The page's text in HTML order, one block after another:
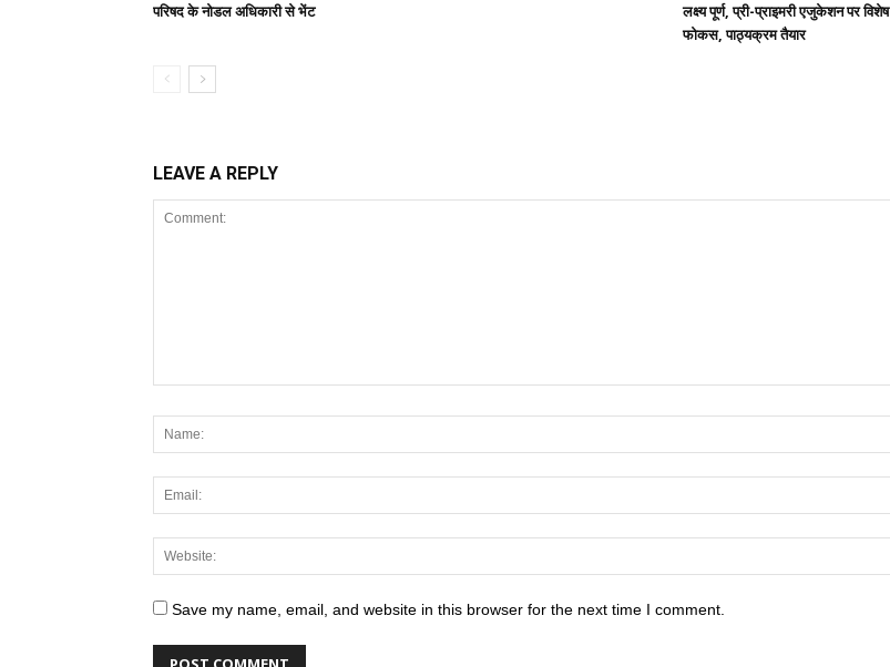
परिषद के नोडल अधिकारी से भेंट
लक्ष्य पूर्ण, प्री-प्राइमरी एजुकेशन पर विशेष
फोकस, पाठ्यक्रम तैयार
LEAVE A REPLY
Save my name, email, and website in this browser for the next time I comment.